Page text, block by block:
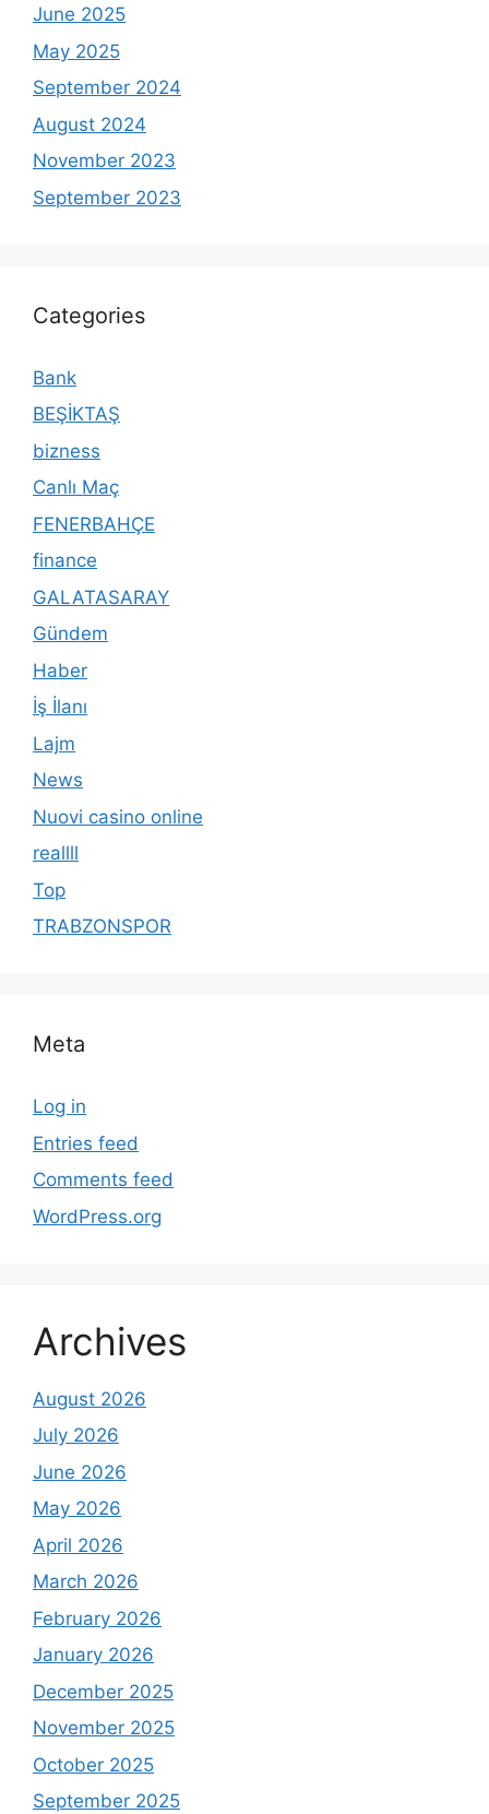
June 2025
May 2025
September 2024
August 2024
November 2023
September 2023
Categories
Bank
BEŞİKTAŞ
bizness
Canlı Maç
FENERBAHÇE
finance
GALATASARAY
Gündem
Haber
İş İlanı
Lajm
News
Nuovi casino online
reallll
Top
TRABZONSPOR
Meta
Log in
Entries feed
Comments feed
WordPress.org
Archives
August 2026
July 2026
June 2026
May 2026
April 2026
March 2026
February 2026
January 2026
December 2025
November 2025
October 2025
September 2025